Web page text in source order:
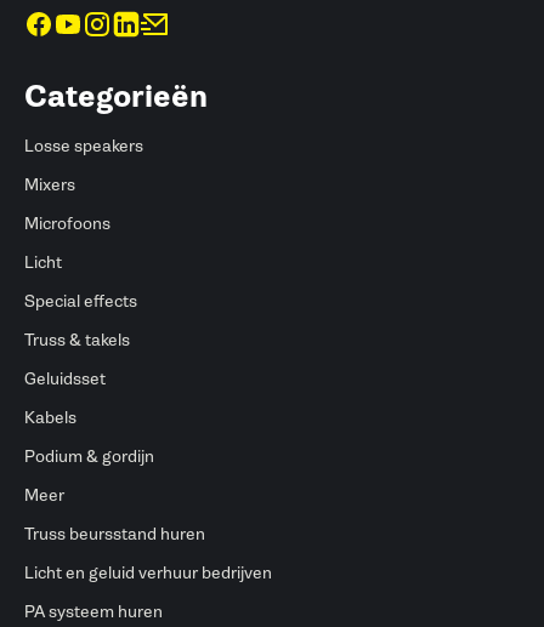
Categorieën
Losse speakers
Mixers
Microfoons
Licht
Special effects
Truss & takels
Geluidsset
Kabels
Podium & gordijn
Meer
Truss beursstand huren
Licht en geluid verhuur bedrijven
PA systeem huren